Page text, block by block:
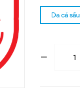
Da cá sấu